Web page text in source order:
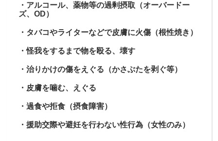
・アルコール、薬物等の過剰摂取（オーバードー
ズ、OD）
・タバコやライターなどで皮膚に火傷（根性焼き）
・怪我をするまで物を殴る、壊す
・治りかけの傷をえぐる（かさぶたを剥ぐ等）
・皮膚を噛む、えぐる
・過食や拒食（摂食障害）
・援助交際や避妊を行わない性行為（女性のみ）